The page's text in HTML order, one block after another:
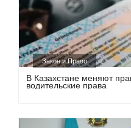
Закон и Право
В Казахстане меняют
водительские права